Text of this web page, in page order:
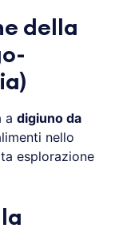
della
a digiuno da
nello
esplorazione